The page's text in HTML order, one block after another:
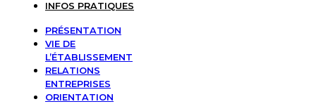
INFOS PRATIQUES
PRÉSENTATION
VIE DE
L’ÉTABLISSEMENT
RELATIONS
ENTREPRISES
ORIENTATION